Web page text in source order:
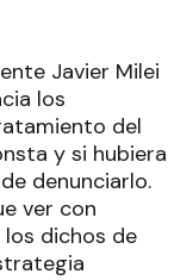
Javier Milei
los
del
y si hubiera
denunciarlo.
ver con
dichos de